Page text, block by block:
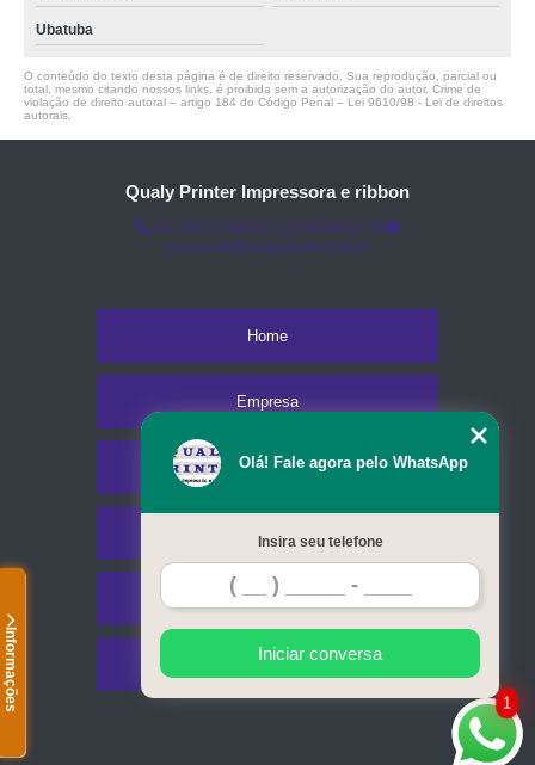
Informações
Ubatuba
O conteúdo do texto desta página é de direito reservado. Sua reprodução, parcial ou
total, mesmo citando nossos links, é proibida sem a autorização do autor. Crime de
violação de direito autoral – artigo 184 do Código Penal – Lei 9610/98 - Lei de direitos
autorais
Qualy Printer Impressora e ribbon
(11) 3451-3366
(11) 91098-5778
comercial@qualyprinter.com.br
Home
Empresa
Missão
Serviços
Contato
Mapa do site
1
Olá! Fale agora pelo WhatsApp
Insira seu telefone
Iniciar conversa